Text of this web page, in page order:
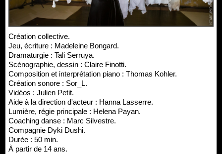
Création collective.
Jeu, écriture : Madeleine Bongard.
Dramaturgie : Tali Serruya.
Scénographie, dessin : Claire Finotti.
Composition et interprétation piano : Thomas Kohler.
Création sonore : Sor_L.
Vidéos : Julien Petit.
Aide à la direction d'acteur : Hanna Lasserre.
Lumière, régie principale : Helena Payan.
Coaching danse : Marc Silvestre.
Compagnie Dyki Dushi.
Durée : 50 min.
À partir de 14 ans.